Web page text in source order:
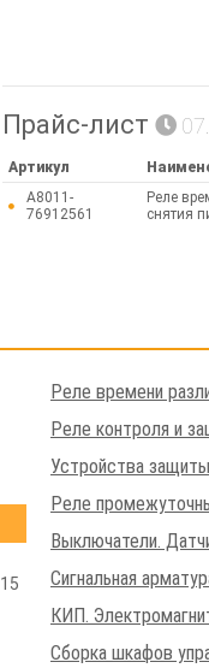
Прайс-лист
Артикул
A8011-
76912561
Реле
снятия
Реле времени
Реле контроля и
Устройства
Реле
Выключатели.
Сигнальная
КИП.
Сборка шкафов